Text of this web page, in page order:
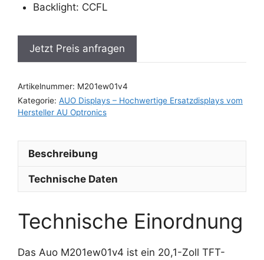
Backlight: CCFL
Jetzt Preis anfragen
Artikelnummer: M201ew01v4
Kategorie: AUO Displays – Hochwertige Ersatzdisplays vom
Hersteller AU Optronics
Beschreibung
Technische Daten
Technische Einordnung
Das Auo M201ew01v4 ist ein 20,1-Zoll TFT-